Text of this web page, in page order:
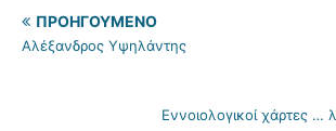
ΠΡΟΗΓΟΎΜΕΝΟ
Αλέξανδρος Υψηλάντης
Εννοιολογικοί χάρτες …